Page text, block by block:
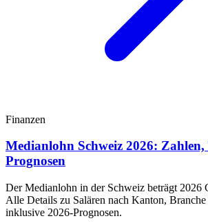
Finanzen
Medianlohn Schweiz 2026: Zahlen,
Prognosen
Der Medianlohn in der Schweiz beträgt 2026
Alle Details zu Salären nach Kanton,
inklusive 2026-Prognosen.